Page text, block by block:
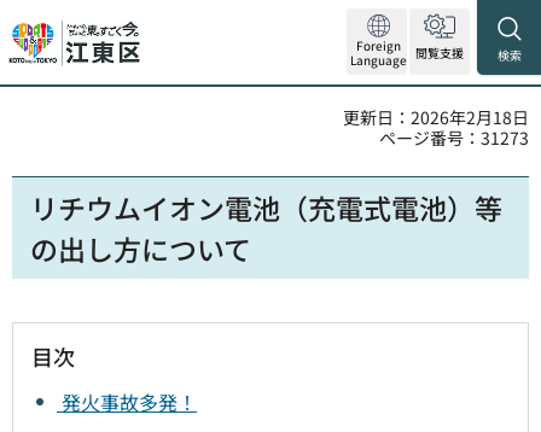
Foreign
Language 閲覧支援 検索
更新日：2026年2月18日
ページ番号：31273
リチウムイオン電池（充電式電池）等
の出し方について
目次
発火事故多発！